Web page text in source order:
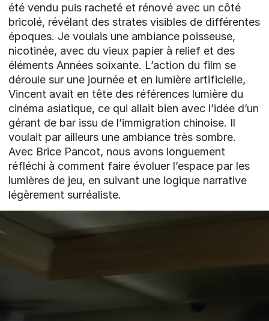
été vendu puis racheté et rénové avec un côté
bricolé, révélant des strates visibles de différentes
époques. Je voulais une ambiance poisseuse,
nicotinée, avec du vieux papier à relief et des
éléments Années soixante. L’action du film se
déroule sur une journée et en lumière artificielle,
Vincent avait en tête des références lumière du
cinéma asiatique, ce qui allait bien avec l’idée d’un
gérant de bar issu de l’immigration chinoise. Il
voulait par ailleurs une ambiance très sombre.
Avec Brice Pancot, nous avons longuement
réfléchi à comment faire évoluer l’espace par les
lumières de jeu, en suivant une logique narrative
légèrement surréaliste.